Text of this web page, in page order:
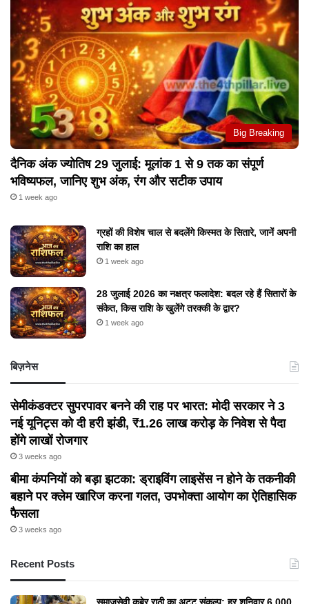
Big Breaking
दैनिक अंक ज्योतिष 29 जुलाई: मूलांक 1 से 9 तक का संपूर्ण
भविष्यफल, जानिए शुभ अंक, रंग और सटीक उपाय
1 week ago
ग्रहों की विशेष चाल से बदलेंगे किस्मत के सितारे, जानें अपनी
राशि का हाल
1 week ago
28 जुलाई 2026 का नक्षत्र फलादेश: बदल रहे हैं सितारों के
संकेत, किस राशि के खुलेंगे तरक्की के द्वार?
1 week ago
बिज़नेस
सेमीकंडक्टर सुपरपावर बनने की राह पर भारत: मोदी सरकार ने 3
नई यूनिट्स को दी हरी झंडी, ₹1.26 लाख करोड़ के निवेश से पैदा
होंगे लाखों रोजगार
3 weeks ago
बीमा कंपनियों को बड़ा झटका: ड्राइविंग लाइसेंस न होने के तकनीकी
बहाने पर क्लेम खारिज करना गलत, उपभोक्ता आयोग का ऐतिहासिक
फैसला
3 weeks ago
Recent Posts